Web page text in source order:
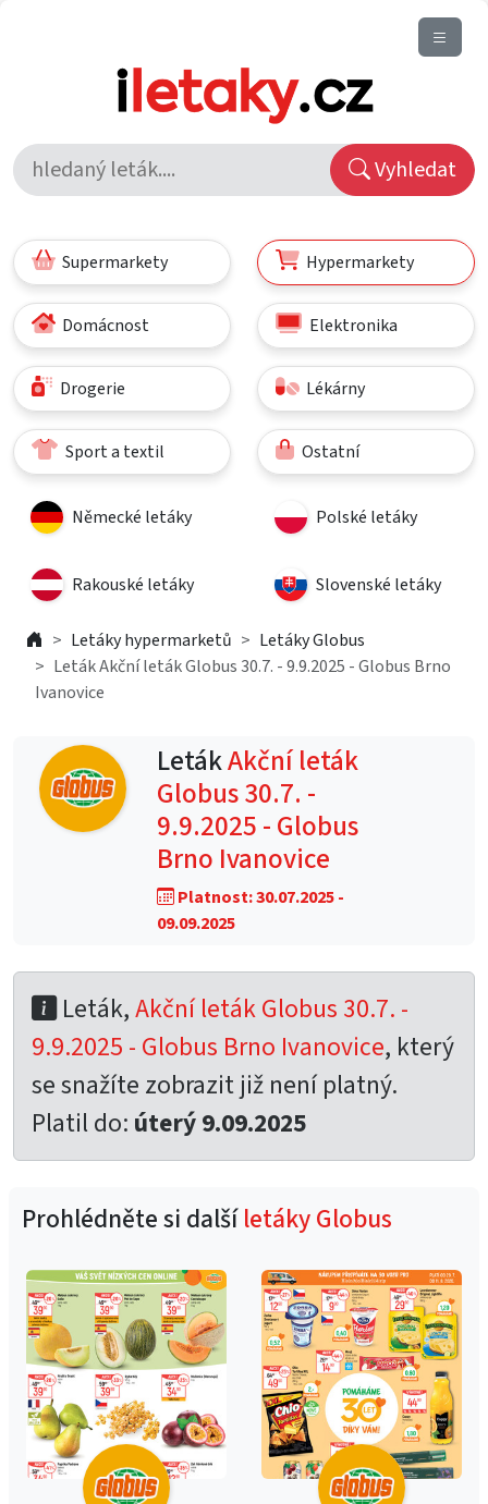
Vyhledat
Supermarkety Hypermarkety
Domácnost Elektronika
Drogerie Lékárny
Sport a textil Ostatní
Německé letáky Polské letáky
Rakouské letáky Slovenské letáky
Letáky hypermarketů
Letáky Globus
Leták Akční leták Globus 30.7. - 9.9.2025 - Globus Brno
Ivanovice
LetákAkční leták
Globus 30.7. -
9.9.2025 - Globus
Brno Ivanovice
Platnost: 30.07.2025 -
09.09.2025
Leták,Akční leták Globus 30.7. -
9.9.2025 - Globus Brno Ivanovice, který
se snažíte zobrazit již není platný.
Platil do: úterý 9.09.2025
Prohlédněte si dalšíletáky Globus